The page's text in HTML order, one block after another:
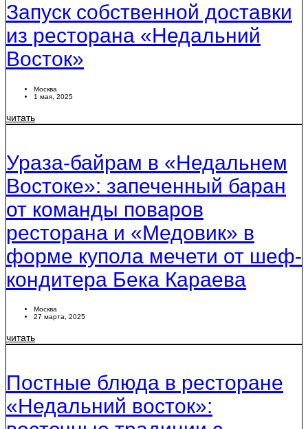
Запуск собственной доставки
из ресторана «Недальний
Восток»
Москва
1 мая, 2025
читать
Ураза-байрам в «Недальнем
Востоке»: запеченный баран
от команды поваров
ресторана и «Медовик» в
форме купола мечети от шеф-
кондитера Бека Караева
Москва
27 марта, 2025
читать
Постные блюда в ресторане
«Недальний восток»: